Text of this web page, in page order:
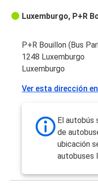
Luxemburgo, P+R
P+R Bouillon (Bus
1248 Luxemburgo
Luxemburgo
Ver esta dirección
El autobús
de
ubicación
autobuses